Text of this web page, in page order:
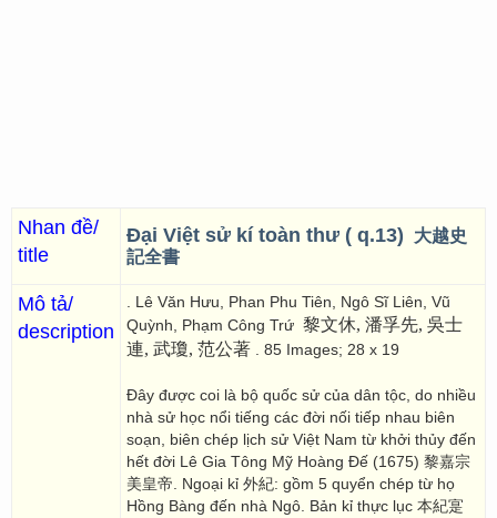
Nhan đề/
title
Đại Việt sử kí toàn thư ( q.13)
大越史
記全書
Mô tả/
description
. Lê Văn Hưu, Phan Phu Tiên, Ngô Sĩ Liên, Vũ
Quỳnh, Phạm Công Trứ 黎文休, 潘孚先, 吳士
連, 武瓊, 范公著 . 85 Images; 28 x 19
Đây được coi là bộ quốc sử của dân tộc, do nhiều
nhà sử học nổi tiếng các đời nối tiếp nhau biên
soạn, biên chép lịch sử Việt Nam từ khởi thủy đến
hết đời Lê Gia Tông Mỹ Hoàng Đế (1675) 黎嘉宗
美皇帝. Ngoại kỉ 外紀: gồm 5 quyển chép từ họ
Hồng Bàng đến nhà Ngô. Bản kỉ thực lục 本紀寔